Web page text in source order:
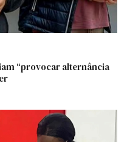
“provocar alternância